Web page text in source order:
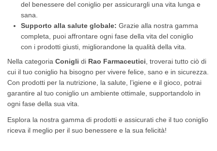
del benessere del coniglio per assicurargli una vita lunga e
sana.
Supporto alla salute globale: Grazie alla nostra gamma
completa, puoi affrontare ogni fase della vita del coniglio
con i prodotti giusti, migliorandone la qualità della vita.
Nella categoria Conigli di Rao Farmaceutici , troverai tutto ciò di
cui il tuo coniglio ha bisogno per vivere felice, sano e in sicurezza.
Con prodotti per la nutrizione, la salute, l’igiene e il gioco, potrai
garantire al tuo coniglio un ambiente ottimale, supportandolo in
ogni fase della sua vita.
Esplora la nostra gamma di prodotti e assicurati che il tuo coniglio
riceva il meglio per il suo benessere e la sua felicità!